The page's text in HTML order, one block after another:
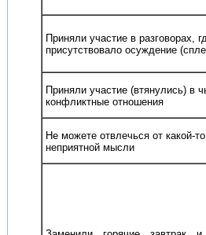
Приняли участие в разговорах,
присутствовало осуждение
Приняли участие (втянулись) в
конфликтные отношения
Не можете отвлечься от какой-то
неприятной мысли